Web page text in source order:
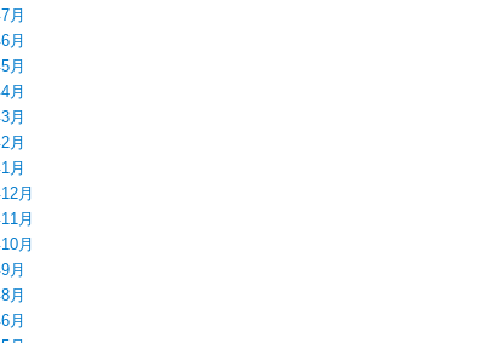
月
月
月
月
月
月
月
月
月
月
月
月
月